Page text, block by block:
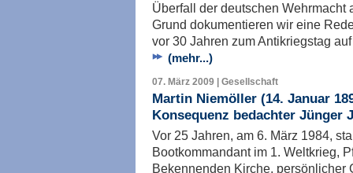
Überfall der deutschen Wehrmacht
Grund dokumentieren wir eine
vor 30 Jahren zum Antikriegstag
(mehr...)
07. März 2009 | Gesellschaft
Martin Niemöller (14. Januar
Konsequenz bedachter Jünger
Vor 25 Jahren, am 6. März 1984,
Bootkommandant im 1. Weltkrieg,
Bekennenden Kirche, persönlicher